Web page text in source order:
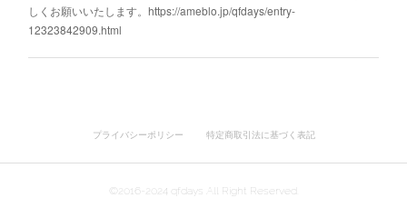
しくお願いいたします。https://ameblo.jp/qfdays/entry-
12323842909.html
プライバシーポリシー 特定商取引法に基づく表記
©2016-2024 qfdays All Right Reserved.